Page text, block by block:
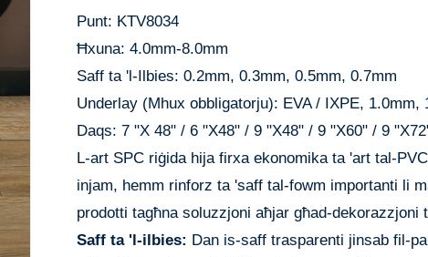
Punt: KTV8034
Ħxuna: 4.0mm-8.0mm
Saff ta 'l-Ilbies: 0.2mm, 0.3mm, 0.5mm, 0.7mm
Underlay (Mhux obbligatorju): EVA / IXPE, 1.0mm,
Daqs: 7 "X 48" / 6 "X48" / 9 "X48" / 9 "X60" / 9
L-art SPC riġida hija firxa ekonomika ta 'art tal-
injam, hemm rinforz ta 'saff tal-fowm importanti li
prodotti tagħna soluzzjoni aħjar għad-dekorazzjoni
Saff ta 'l-ilbies: Dan is-saff trasparenti jinsab fil-